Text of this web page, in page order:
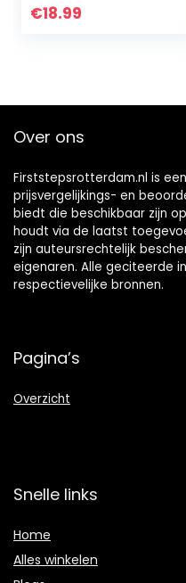
2-3 Jaar
€18.99
Over ons
Firststepsrotterdam.nl is
prijsvergelijkings- en
biedt die beschikbaar zijn
houdt via de laatst
zijn auteursrechtelijk
eigenaren. Alle geciteerde
respectievelijke bronnen.
Pagina’s
Overzicht
Snelle links
Home
Alles winkelen